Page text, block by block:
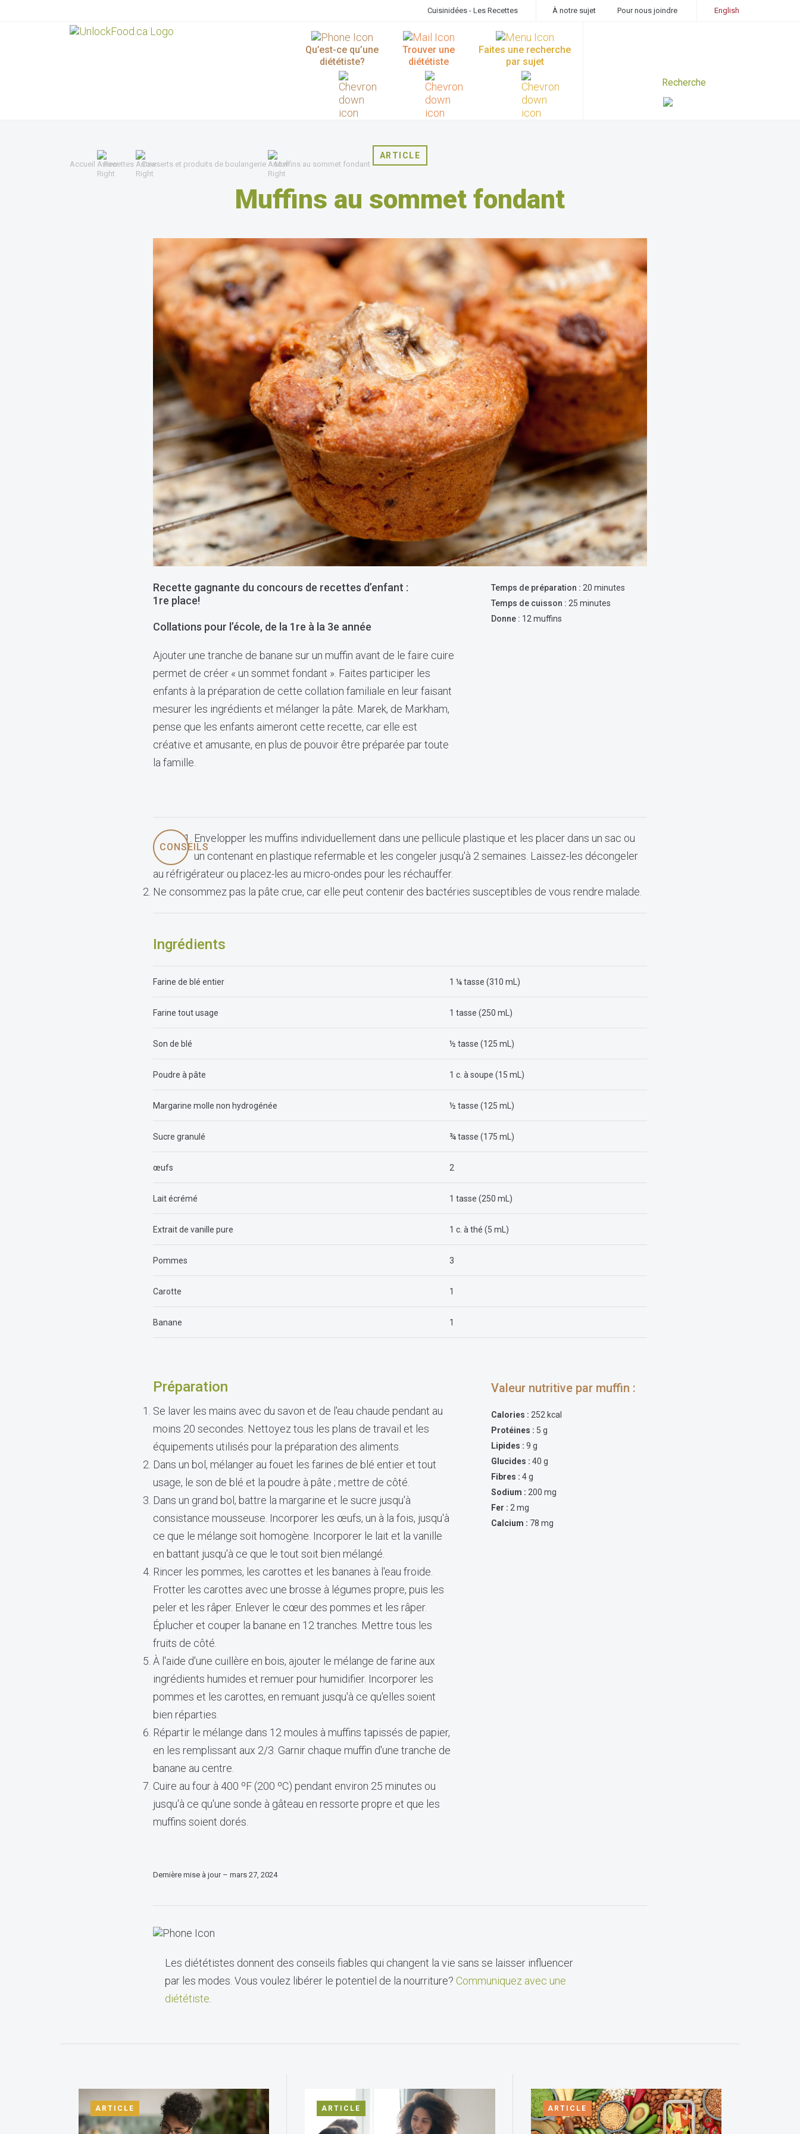
Cuisinidées - Les Recettes À notre sujet Pour nous joindre English
Qu’est-ce qu’une
diététiste?
Trouver une
diététiste
Faites une recherche
par sujet
Accueil Recettes Desserts et produits de boulangerie Muffins au sommet fondant
ARTICLE
Muffins au sommet fondant
Recette gagnante du concours de recettes d’enfant :
1re place!
Collations pour l’école, de la 1re à la 3e année
Ajouter une tranche de banane sur un muffin avant de le faire cuire
permet de créer « un sommet fondant ». Faites participer les
enfants à la préparation de cette collation familiale en leur faisant
mesurer les ingrédients et mélanger la pâte. Marek, de Markham,
pense que les enfants aimeront cette recette, car elle est
créative et amusante, en plus de pouvoir être préparée par toute
la famille.
Temps de préparation : 20 minutes
Temps de cuisson : 25 minutes
Donne : 12 muffins
CONSEILS
Envelopper les muffins individuellement dans une pellicule plastique et les placer dans un sac ou
un contenant en plastique refermable et les congeler jusqu'à 2 semaines. Laissez-les décongeler
au réfrigérateur ou placez-les au micro-ondes pour les réchauffer.
​Ne consommez pas la pâte crue, car elle peut contenir des bactéries susceptibles de vous rendre malade.
Ingrédients
Farine de blé entier 1 ¼ tasse (310 mL)
Farine tout usage 1 tasse (250 mL)
Son de blé ½ tasse (125 mL)
Poudre à pâte 1 c. à soupe (15 mL)
Margarine molle non hydrogénée ½ tasse (125 mL)
Sucre granulé ¾ tasse (175 mL)
œufs 2
Lait écrémé 1 tasse (250 mL)
Extrait de vanille pure 1 c. à thé (5 mL)
Pommes 3
Carotte 1
Banane 1
Préparation
Se laver les mains avec du savon et de l'eau chaude pendant au
moins 20 secondes. Nettoyez tous les plans de travail et les
équipements utilisés pour la préparation des aliments.
Dans un bol, mélanger au fouet les farines de blé entier et tout
usage, le son de blé et la poudre à pâte ; mettre de côté.
Dans un grand bol, battre la margarine et le sucre jusqu'à
consistance mousseuse. Incorporer les œufs, un à la fois, jusqu'à
ce que le mélange soit homogène. Incorporer le lait et la vanille
en battant jusqu'à ce que le tout soit bien mélangé.
Rincer les pommes, les carottes et les bananes à l'eau froide.
Frotter les carottes avec une brosse à légumes propre, puis les
peler et les râper. Enlever le cœur des pommes et les râper.
Éplucher et couper la banane en 12 tranches. Mettre tous les
fruits de côté.
À l'aide d'une cuillère en bois, ajouter le mélange de farine aux
ingrédients humides et remuer pour humidifier. Incorporer les
pommes et les carottes, en remuant jusqu'à ce qu'elles soient
bien réparties.
Répartir le mélange dans 12 moules à muffins tapissés de papier,
en les remplissant aux 2/3. Garnir chaque muffin d'une tranche de
banane au centre.
Cuire au four à 400 ºF (200 ºC) pendant environ 25 minutes ou
jusqu'à ce qu'une sonde à gâteau en ressorte propre et que les
muffins soient dorés.
Valeur nutritive par muffin :
Calories : 252 kcal
Protéines : 5 g
Lipides : 9 g
Glucides : 40 g
Fibres : 4 g
Sodium :200 mg
Fer :2 mg
Calcium : 78 mg
Dernière mise à jour – mars 27, 2024
Les diététistes donnent des conseils fiables qui changent la vie sans se laisser influencer
par les modes. Vous voulez libérer le potentiel de la nourriture? Communiquez avec une
diététiste.
ARTICLE ARTICLE ARTICLE